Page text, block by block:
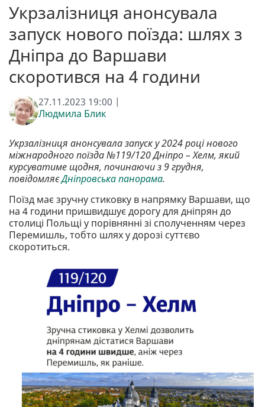
Укрзалізниця анонсувала
запуск нового поїзда: шлях з
Дніпра до Варшави
скоротився на 4 години
27.11.2023 19:00 |
Людмила Блик
Укрзалізниця анонсувала запуск у 2024 році нового
міжнародного поїзда №119/120 Дніпро – Хелм, який
курсуватиме щодня, починаючи з 9 грудня,
повідомляєДніпровська панорама.
Поїзд має зручну стиковку в напрямку Варшави, що
на 4 години пришвидшує дорогу для дніпрян до
столиці Польщі у порівнянні зі сполученням через
Перемишль, тобто шлях у дорозі суттєво
скоротиться.